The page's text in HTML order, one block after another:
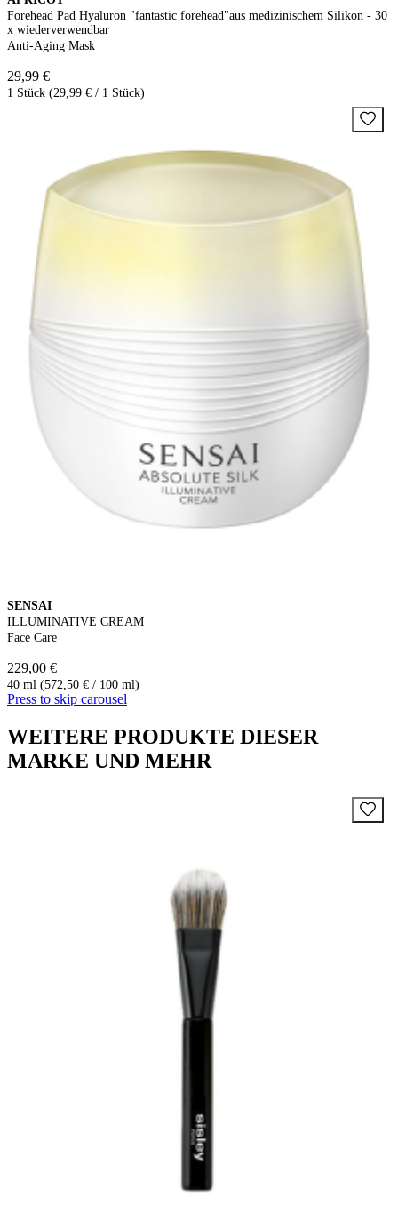
Forehead Pad Hyaluron "fantastic forehead"aus medizinischem Silikon - 30
x wiederverwendbar
Anti-Aging Mask
29,99 €
1 Stück (29,99 € / 1 Stück)
SENSAI
ILLUMINATIVE CREAM
Face Care
229,00 €
40 ml (572,50 € / 100 ml)
Press to skip carousel
WEITERE PRODUKTE DIESER
MARKE UND MEHR